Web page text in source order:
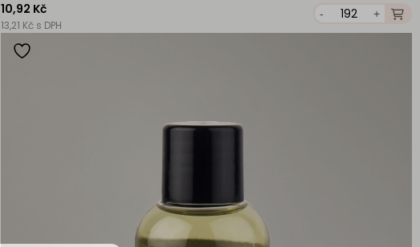
10,92 Kč
13,21 Kč s DPH
- +